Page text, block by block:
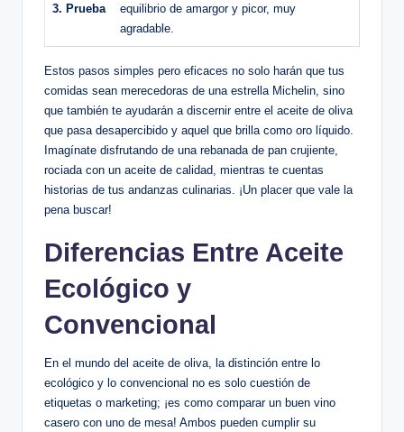
3. Prueba
equilibrio de amargor y picor, muy
agradable.
Estos pasos simples pero eficaces no solo harán que tus
comidas sean merecedoras de una estrella Michelin, sino
que también te ayudarán a discernir entre el aceite de oliva
que pasa desapercibido y aquel que brilla como oro líquido.
Imagínate disfrutando de una rebanada de pan crujiente,
rociada con un aceite de calidad, mientras te cuentas
historias de tus andanzas culinarias. ¡Un placer que vale la
pena buscar!
Diferencias Entre Aceite
Ecológico y
Convencional
En el mundo del aceite de oliva, la distinción entre lo
ecológico y lo convencional no es solo cuestión de
etiquetas o marketing; ¡es como comparar un buen vino
casero con uno de mesa! Ambos pueden cumplir su